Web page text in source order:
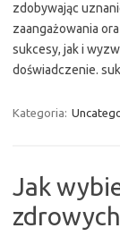
zdobywając
zaangażowania
sukcesy, jak i
doświadczenie.
Kategoria:
Jak